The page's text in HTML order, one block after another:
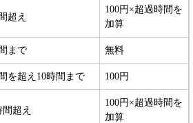
超え
100円×超過時間を
加算
まで 無料
を超え10時間まで 100円
間超え
100円×超過時間を
加算